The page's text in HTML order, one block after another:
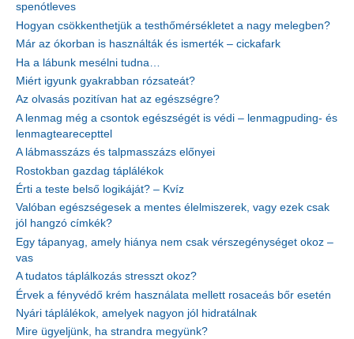
spenótleves
Hogyan csökkenthetjük a testhőmérsékletet a nagy melegben?
Már az ókorban is használták és ismerték – cickafark
Ha a lábunk mesélni tudna…
Miért igyunk gyakrabban rózsateát?
Az olvasás pozitívan hat az egészségre?
A lenmag még a csontok egészségét is védi – lenmagpuding- és
lenmagtearecepttel
A lábmasszázs és talpmasszázs előnyei
Rostokban gazdag táplálékok
Érti a teste belső logikáját? – Kvíz
Valóban egészségesek a mentes élelmiszerek, vagy ezek csak
jól hangzó címkék?
Egy tápanyag, amely hiánya nem csak vérszegénységet okoz –
vas
A tudatos táplálkozás stresszt okoz?
Érvek a fényvédő krém használata mellett rosaceás bőr esetén
Nyári táplálékok, amelyek nagyon jól hidratálnak
Mire ügyeljünk, ha strandra megyünk?